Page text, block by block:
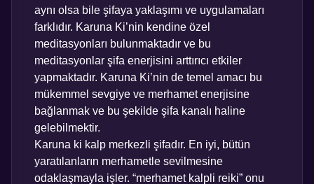
aynı olsa bile şifaya yaklaşımı ve uygulamaları
farklıdır. Karuna Ki’nin kendine özel
meditasyonları bulunmaktadır ve bu
meditasyonlar şifa enerjisini arttırıcı etkiler
yapmaktadır. Karuna Ki’nin de temel amacı bu
mükemmel sevgiye ve merhamet enerjisine
bağlanmak ve bu şekilde şifa kanalı haline
gelebilmektir.
Karuna ki kalp merkezli şifadır. En iyi, bütün
yaratılanların merhametle sevilmesine
odaklaşmayla işler. “merhamet kalpli reiki” onu